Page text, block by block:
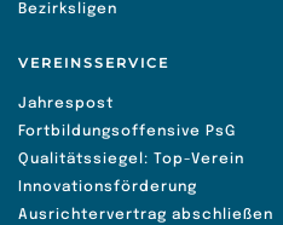
Bezirksligen
VEREINSSERVICE
Jahrespost
Fortbildungsoffensive PsG
Qualitätssiegel: Top-Verein
Innovationsförderung
Ausrichtervertrag abschließen